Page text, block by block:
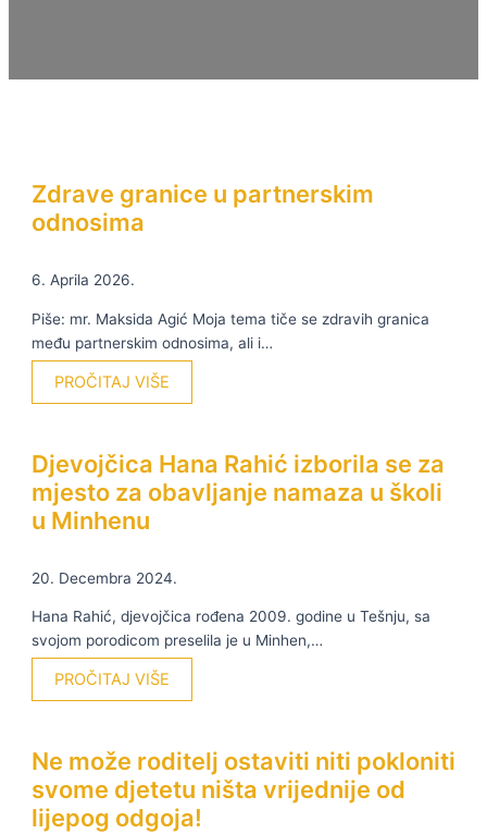
Zdrave granice u partnerskim
odnosima
6. Aprila 2026.
Piše: mr. Maksida Agić Moja tema tiče se zdravih granica
među partnerskim odnosima, ali i…
PROČITAJ VIŠE
Djevojčica Hana Rahić izborila se za
mjesto za obavljanje namaza u školi
u Minhenu
20. Decembra 2024.
Hana Rahić, djevojčica rođena 2009. godine u Tešnju, sa
svojom porodicom preselila je u Minhen,…
PROČITAJ VIŠE
Ne može roditelj ostaviti niti pokloniti
svome djetetu ništa vrijednije od
lijepog odgoja!